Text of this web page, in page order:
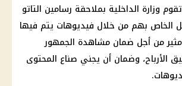
وزارة الداخلية بملاحقة رسامين التاتو
الخاص بهم من خلال فيديوهات يتم فيها
من أجل ضمان مشاهدة الجمهور
الأرباح، وضمان أن يجني صناع المحتوى